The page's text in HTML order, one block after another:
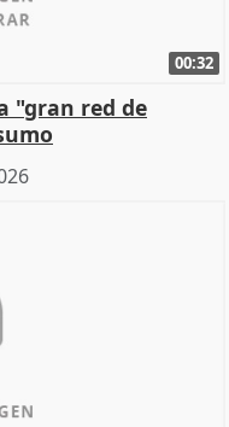
00:32
"gran red de